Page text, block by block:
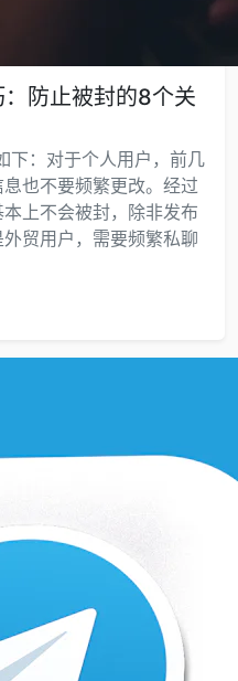
防止被封的8个关
下：对于个人用户，前几
也不要频繁更改。经过
上不会被封，除非发布
贸用户，需要频繁私聊